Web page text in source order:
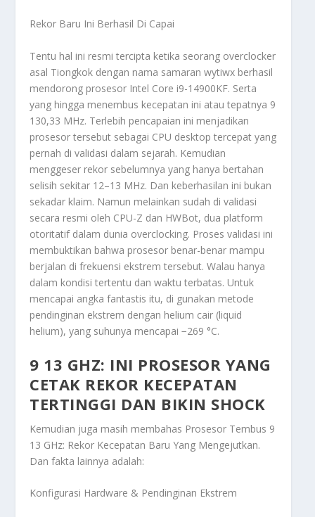
Rekor Baru Ini Berhasil Di Capai
Tentu hal ini resmi tercipta ketika seorang overclocker
asal Tiongkok dengan nama samaran wytiwx berhasil
mendorong prosesor Intel Core i9-14900KF. Serta
yang hingga menembus kecepatan ini atau tepatnya 9
130,33 MHz. Terlebih pencapaian ini menjadikan
prosesor tersebut sebagai CPU desktop tercepat yang
pernah di validasi dalam sejarah. Kemudian
menggeser rekor sebelumnya yang hanya bertahan
selisih sekitar 12–13 MHz. Dan keberhasilan ini bukan
sekadar klaim. Namun melainkan sudah di validasi
secara resmi oleh CPU-Z dan HWBot, dua platform
otoritatif dalam dunia overclocking. Proses validasi ini
membuktikan bahwa prosesor benar-benar mampu
berjalan di frekuensi ekstrem tersebut. Walau hanya
dalam kondisi tertentu dan waktu terbatas. Untuk
mencapai angka fantastis itu, di gunakan metode
pendinginan ekstrem dengan helium cair (liquid
helium), yang suhunya mencapai −269 °C.
9 13 GHZ: INI PROSESOR YANG
CETAK REKOR KECEPATAN
TERTINGGI DAN BIKIN SHOCK
Kemudian juga masih membahas Prosesor Tembus 9
13 GHz: Rekor Kecepatan Baru Yang Mengejutkan.
Dan fakta lainnya adalah:
Konfigurasi Hardware & Pendinginan Ekstrem